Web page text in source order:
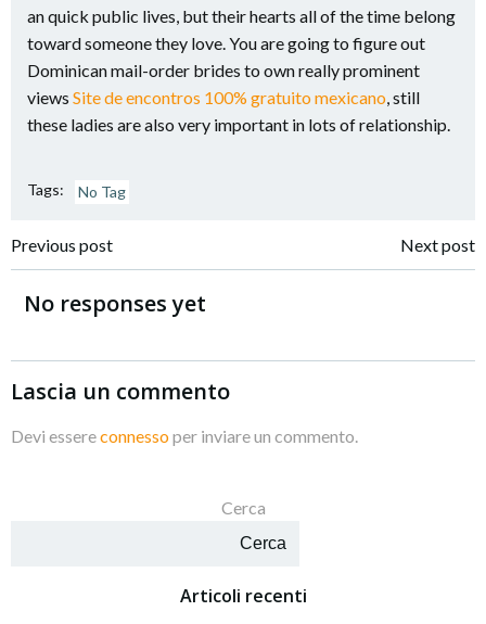
an quick public lives, but their hearts all of the time belong
toward someone they love. You are going to figure out
Dominican mail-order brides to own really prominent
views Site de encontros 100% gratuito mexicano , still
these ladies are also very important in lots of relationship.
Tags: No Tag
Navigazione
articoli
Previous post
Navigazione
Next post
No responses yet
Lascia un commento
Devi essereconnessoper inviare un commento.
Cerca
Cerca
Articoli recenti